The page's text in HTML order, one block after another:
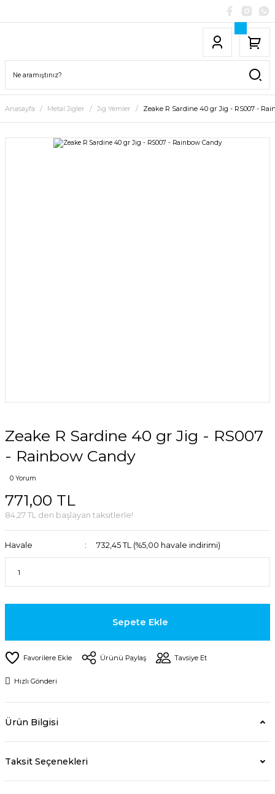
Anasayfa Metal Jigler Jig Yemler Zeake R Sardine 40 gr Jig - RS007 -
Zeake R Sardine 40 gr Jig - RS007
- Rainbow Candy
0 Yorum
771,00 TL
84,27 TL den başlayan taksitlerle!
Havale 732,45 TL (%5,00 havale indirimi)
Sepete Ekle
Ürünü Paylaş Tavsiye Et
Hızlı Gönderi
Ürün Bilgisi
Taksit Seçenekleri